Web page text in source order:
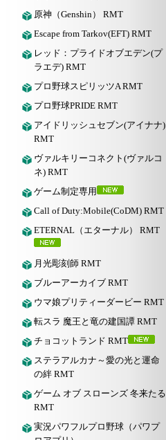
原神（Genshin） RMT
Escape from Tarkov(EFT) RMT
レッド：プライドオブエデン(プ
ラエデ) RMT
プロ野球スピリッツA RMT
プロ野球PRIDE RMT
アイドリッシュセブン(アイナナ)
RMT
ヴァルキリーコネクト(ヴァルコ
ネ) RMT
ゲーム制定専用
Call of Duty:Mobile(CoDM) RMT
ETERNAL（エターナル） RMT
月光彫刻師 RMT
ブルーアーカイブ RMT
ウマ娘プリティーダービー RMT
転スラ 魔王と竜の建国譚 RMT
チョコットランド RMT
ステラアルカナ～愛の光と運命
の絆 RMT
ゲーム オブ スローンズ 冬来たる
RMT
実況パワフルプロ野球（パワプ